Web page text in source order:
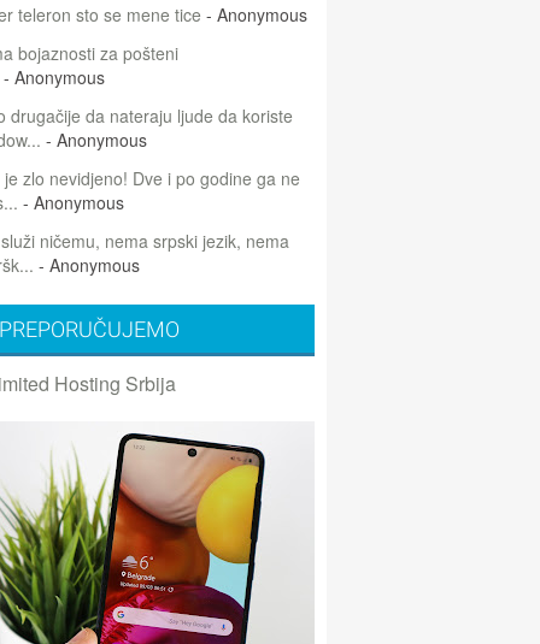
teleron sto se mene tice - Anonymous
bojaznosti za pošteni
- Anonymous
drugačije da nateraju ljude da koriste
- Anonymous
je zlo nevidjeno! Dve i po godine ga ne
- Anonymous
ničemu, nema srpski jezik, nema
- Anonymous
Hosting Srbija